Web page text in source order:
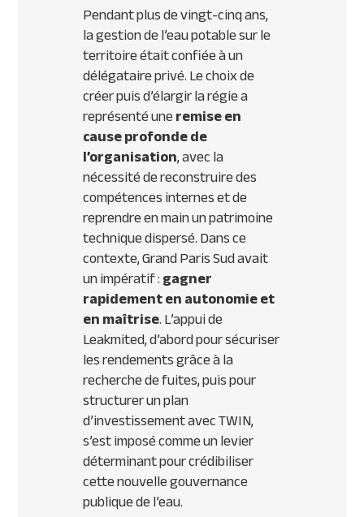
Pendant plus de vingt-cinq ans,
la gestion de l’eau potable sur le
territoire était confiée à un
délégataire privé. Le choix de
créer puis d’élargir la régie a
représenté uneremise en
cause profonde de
l’organisation, avec la
nécessité de reconstruire des
compétences internes et de
reprendre en main un patrimoine
technique dispersé. Dans ce
contexte, Grand Paris Sud avait
un impératif :gagner
rapidement en autonomie et
en maîtrise. L’appui de
Leakmited, d’abord pour sécuriser
les rendements grâce à la
recherche de fuites, puis pour
structurer un plan
d’investissement avec TWIN,
s’est imposé comme un levier
déterminant pour crédibiliser
cette nouvelle gouvernance
publique de l’eau.